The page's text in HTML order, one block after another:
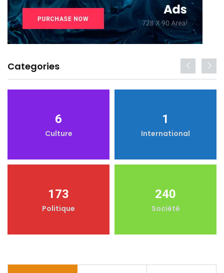
Categories
6
Culture
1
International
173
Politique
240
Société